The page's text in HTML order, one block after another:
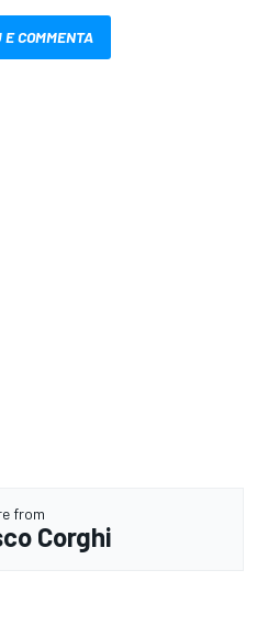
E COMMENTA
from
Corghi